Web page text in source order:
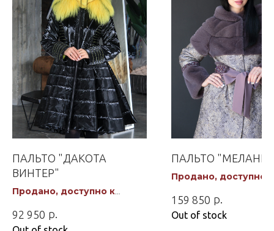
ПАЛЬТО "ДАКОТА
ВИНТЕР"
Продано, доступно к
92 950 р.
ПАЛЬТО
Продано, доступно к
159 850 р.
Out of stock